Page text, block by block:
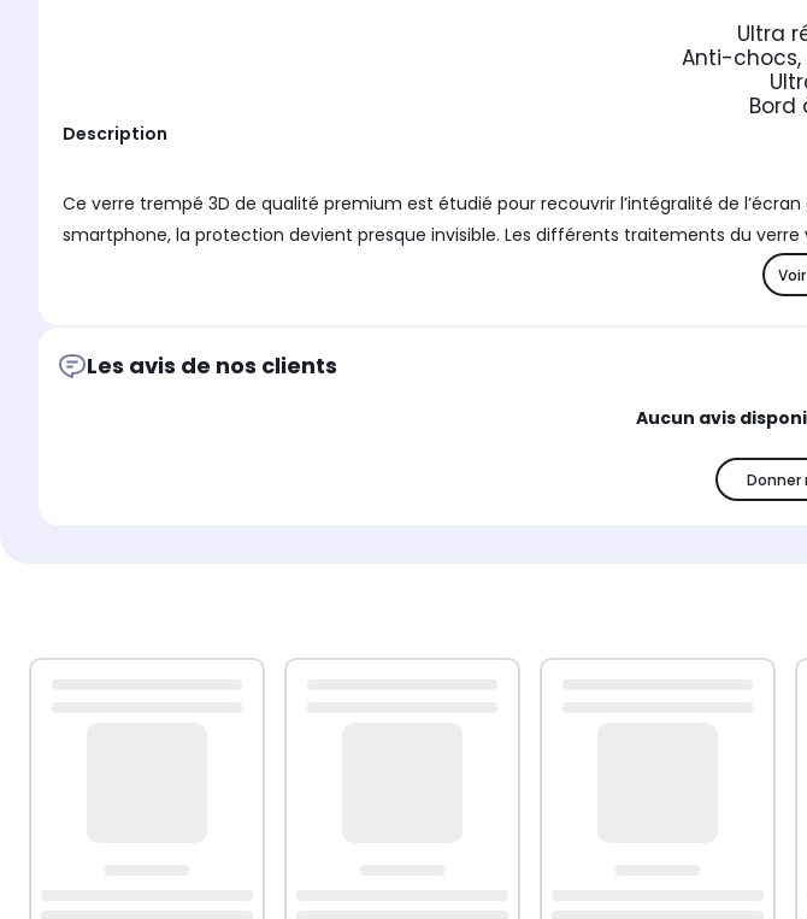
Ultra
Anti-
Bord
Description
Ce verre trempé 3D de qualité premium est étudié pour recouvrir l’intégralité de
smartphone, la protection devient presque invisible. Les différents traitements du
Les avis de nos clients
Aucun avis
Donner